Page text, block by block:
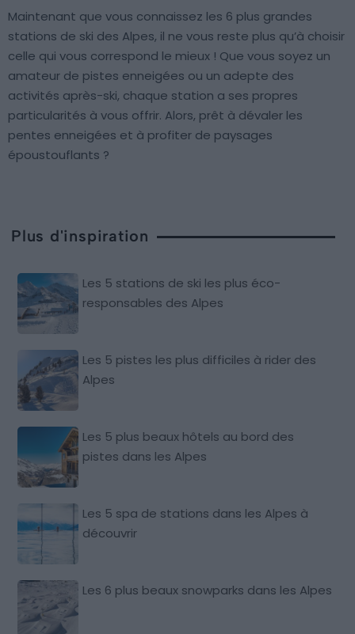
Maintenant que vous connaissez les 6 plus grandes
stations de ski des Alpes, il ne vous reste plus qu’à choisir
celle qui vous correspond le mieux ! Que vous soyez un
amateur de pistes enneigées ou un adepte des
activités après-ski, chaque station a ses propres
particularités à vous offrir. Alors, prêt à dévaler les
pentes enneigées et à profiter de paysages
époustouflants ?
Plus d'inspiration
Les 5 stations de ski les plus éco-
responsables des Alpes
Les 5 pistes les plus difficiles à rider des
Alpes
Les 5 plus beaux hôtels au bord des
pistes dans les Alpes
Les 5 spa de stations dans les Alpes à
découvrir
Les 6 plus beaux snowparks dans les Alpes